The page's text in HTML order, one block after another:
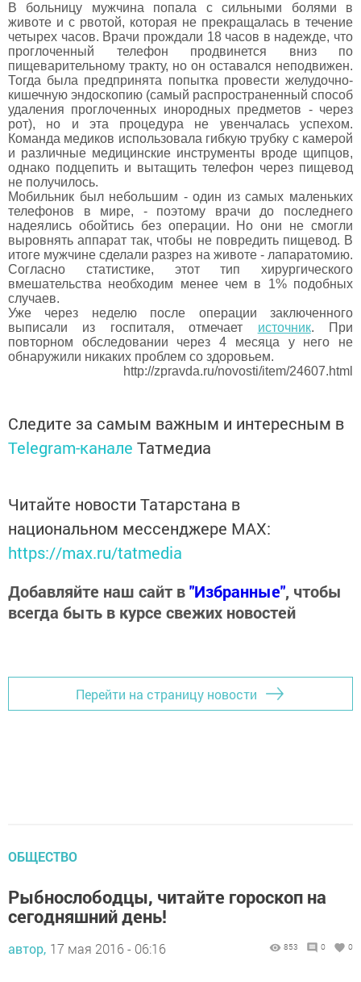
В больницу мужчина попала с сильными болями в
животе и с рвотой, которая не прекращалась в течение
четырех часов. Врачи прождали 18 часов в надежде, что
проглоченный телефон продвинется вниз по
пищеварительному тракту, но он оставался неподвижен.
Тогда была предпринята попытка провести желудочно-
кишечную эндоскопию (самый распространенный способ
удаления проглоченных инородных предметов - через
рот), но и эта процедура не увенчалась успехом.
Команда медиков использовала гибкую трубку с камерой
и различные медицинские инструменты вроде щипцов,
однако подцепить и вытащить телефон через пищевод
не получилось.
Мобильник был небольшим - один из самых маленьких
телефонов в мире, - поэтому врачи до последнего
надеялись обойтись без операции. Но они не смогли
выровнять аппарат так, чтобы не повредить пищевод. В
итоге мужчине сделали разрез на животе - лапаратомию.
Согласно статистике, этот тип хирургического
вмешательства необходим менее чем в 1% подобных
случаев.
Уже через неделю после операции заключенного
выписали из госпиталя, отмечает источник. При
повторном обследовании через 4 месяца у него не
обнаружили никаких проблем со здоровьем.
http://zpravda.ru/novosti/item/24607.html
Следите за самым важным и интересным в
Telegram-канале Татмедиа
Читайте новости Татарстана в
национальном мессенджере MАХ:
https://max.ru/tatmedia
Добавляйте наш сайт в"Избранные", чтобы
всегда быть в курсе свежих новостей
Перейти на страницу новости
ОБЩЕСТВО
Рыбнослободцы, читайте гороскоп на
сегодняшний день!
автор, 17 мая 2016 - 06:16 853 0 0